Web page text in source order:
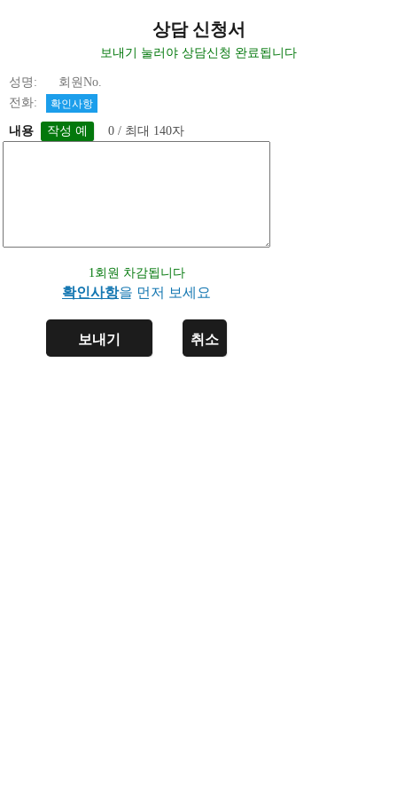
상담 신청서
보내기 눌러야 상담신청 완료됩니다
성명: 회원No.
전화:
확인사항
내용 0 / 최대 140자
1회원 차감됩니다
확인사항을 먼저 보세요